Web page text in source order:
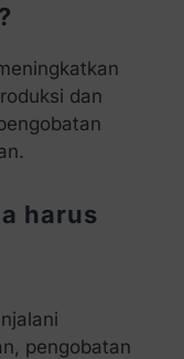
dan
harus
pengobatan